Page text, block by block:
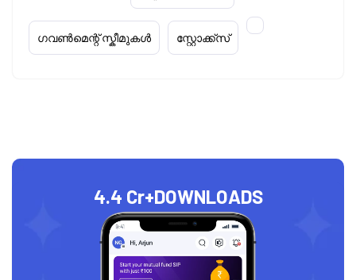
ഗവൺമെന്റ് സ്കീമുകൾ സ്റ്റോക്ക്‌സ്
4.4 Cr+DOWNLOADS